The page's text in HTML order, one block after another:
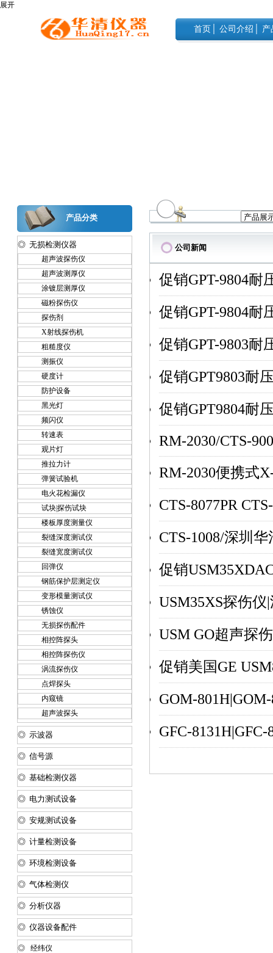
展开
首页 公司介绍 产
产品分类
◎ 无损检测仪器
超声波探伤仪
超声波测厚仪
涂镀层测厚仪
磁粉探伤仪
探伤剂
X射线探伤机
粗糙度仪
测振仪
硬度计
防护设备
黑光灯
频闪仪
转速表
观片灯
推拉力计
弹簧试验机
电火花检漏仪
试块|探伤试块
楼板厚度测量仪
裂缝深度测试仪
裂缝宽度测试仪
回弹仪
钢筋保护层测定仪
变形模量测试仪
锈蚀仪
无损探伤配件
相控阵探头
相控阵探伤仪
涡流探伤仪
点焊探头
内窥镜
超声波探头
◎ 示波器
◎ 信号源
◎ 基础检测仪器
◎ 电力测试设备
◎ 安规测试设备
◎ 计量检测设备
◎ 环境检测设备
◎ 气体检测仪
◎ 分析仪器
◎ 仪器设备配件
◎ 经纬仪
公司新闻
促销GPT-9804耐
促销GPT-9804耐
促销GPT-9803耐
促销GPT9803耐
促销GPT9804耐
RM-2030/CTS-
RM-2030便携式
CTS-8077PR
CTS-1008/深圳
促销
USM35XS探伤
USM GO超声探
促销美国GE
GOM-
GFC-